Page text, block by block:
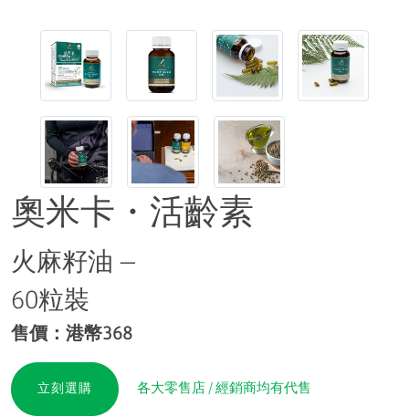
奧米卡・活齡素
火麻籽油 —
60粒裝
售價：港幣368
立刻選購 各大零售店 / 經銷商均有代售